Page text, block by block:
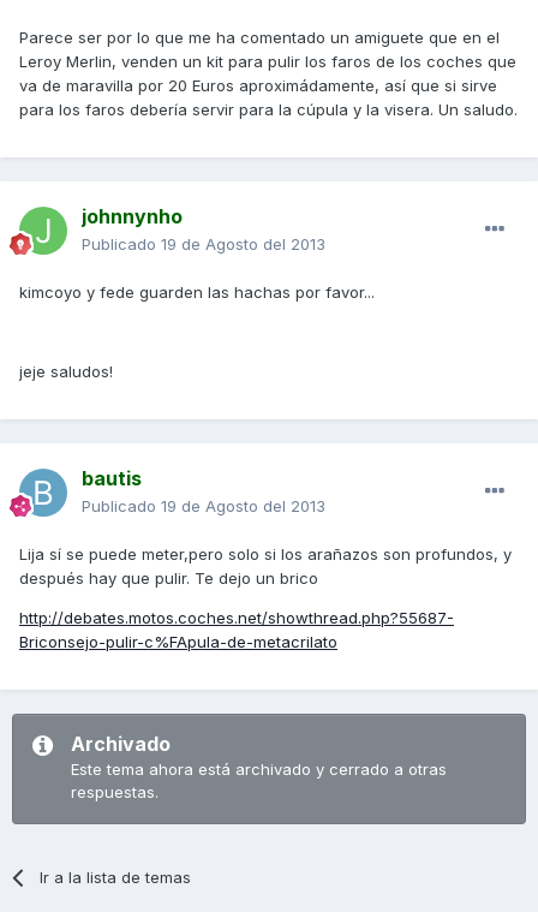
Parece ser por lo que me ha comentado un amiguete que en el
Leroy Merlin, venden un kit para pulir los faros de los coches que
va de maravilla por 20 Euros aproximádamente, así que si sirve
para los faros debería servir para la cúpula y la visera. Un saludo.
johnnynho
Publicado 19 de Agosto del 2013
kimcoyo y fede guarden las hachas por favor...
jeje saludos!
bautis
Publicado 19 de Agosto del 2013
Lija sí se puede meter,pero solo si los arañazos son profundos, y
después hay que pulir. Te dejo un brico
http://debates.motos.coches.net/showthread.php?55687-
Briconsejo-pulir-c%FApula-de-metacrilato
Archivado
Este tema ahora está archivado y cerrado a otras
respuestas.
Ir a la lista de temas